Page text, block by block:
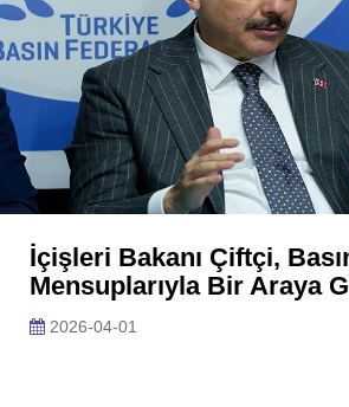
İçişleri Bakanı Çiftçi,
Mensuplarıyla Bir Araya
2026-04-01